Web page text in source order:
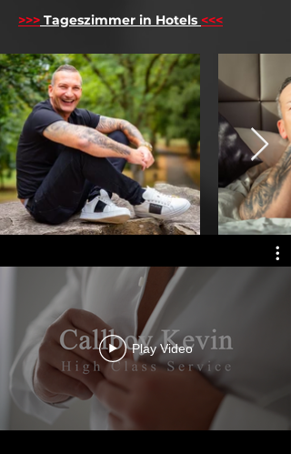
>>> Tageszimmer in Hotels <<<
Play Video